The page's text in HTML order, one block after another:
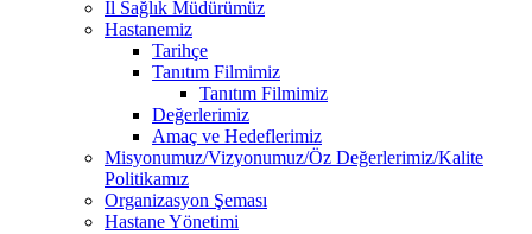
İl Sağlık Müdürümüz
Hastanemiz
Tarihçe
Tanıtım Filmimiz
Tanıtım Filmimiz
Değerlerimiz
Amaç ve Hedeflerimiz
Misyonumuz/Vizyonumuz/Öz Değerlerimiz/Kalite
Politikamız
Organizasyon Şeması
Hastane Yönetimi